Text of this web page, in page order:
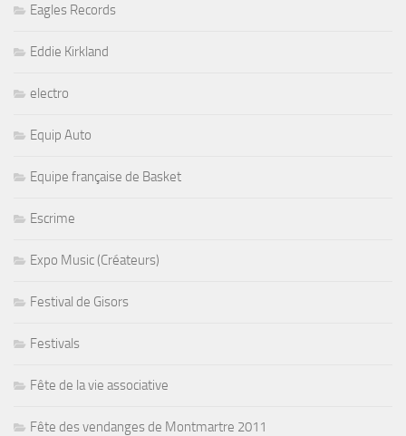
Eagles Records
Eddie Kirkland
electro
Equip Auto
Equipe française de Basket
Escrime
Expo Music (Créateurs)
Festival de Gisors
Festivals
Fête de la vie associative
Fête des vendanges de Montmartre 2011